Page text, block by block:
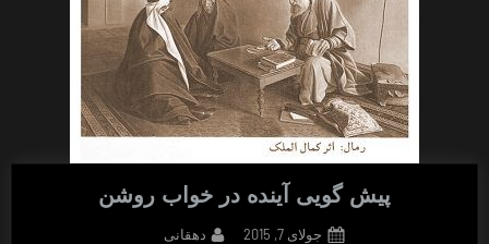
پیش گویی آینده در خواب روشن
Posted
جولای 7, 2015 By
دهقانی